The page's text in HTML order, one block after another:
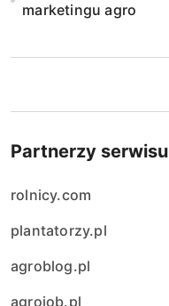
marketingu agro
Partnerzy serwisu
rolnicy.com
plantatorzy.pl
agroblog.pl
agrojob.pl